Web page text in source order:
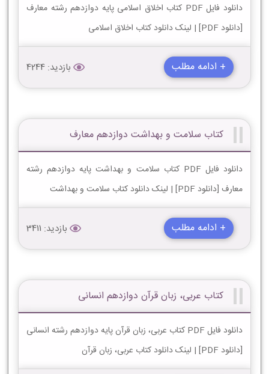
دانلود فایل PDF کتاب اخلاق اسلامی پایه دوازدهم رشته معارف
[دانلود PDF] | لینک دانلود کتاب اخلاق اسلامی
+ ادامه مطلب بازدید: 4244
کتاب سلامت و بهداشت دوازدهم معارف
دانلود فایل PDF کتاب سلامت و بهداشت پایه دوازدهم رشته
معارف [دانلود PDF] | لینک دانلود کتاب سلامت و بهداشت
+ ادامه مطلب بازدید: 3411
کتاب عربی، زبان قرآن دوازدهم انسانی
دانلود فایل PDF کتاب عربی، زبان قرآن پایه دوازدهم رشته انسانی
[دانلود PDF] | لینک دانلود کتاب عربی، زبان قرآن